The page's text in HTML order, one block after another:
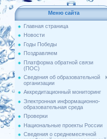
Меню сайта
Главная страница
Новости
Годы Победы
Поздравляем
Платформа обратной связи
(ПОС)
Сведения об образовательной
организации
Аккредитационный мониторинг
Электронная информационно-
образовательная среда
Проверки
Национальные проекты России
Сведения о среднемесячной